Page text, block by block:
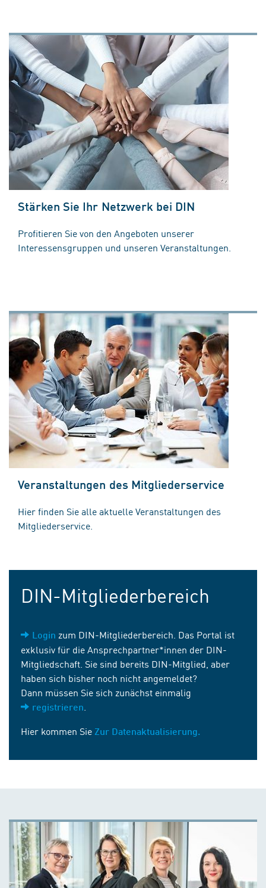
Stärken Sie Ihr Netzwerk bei DIN
Profitieren Sie von den Angeboten unserer
Interessensgruppen und unseren Veranstaltungen.
Veranstaltungen des Mitgliederservice
Hier finden Sie alle aktuelle Veranstaltungen des
Mitgliederservice.
DIN-Mitgliederbereich
Login zum DIN-Mitgliederbereich. Das Portal ist
exklusiv für die Ansprechpartner*innen der DIN-
Mitgliedschaft. Sie sind bereits DIN-Mitglied, aber
haben sich bisher noch nicht angemeldet?
Dann müssen Sie sich zunächst einmalig
registrieren
Hier kommen Sie Zur Datenaktualisierung.